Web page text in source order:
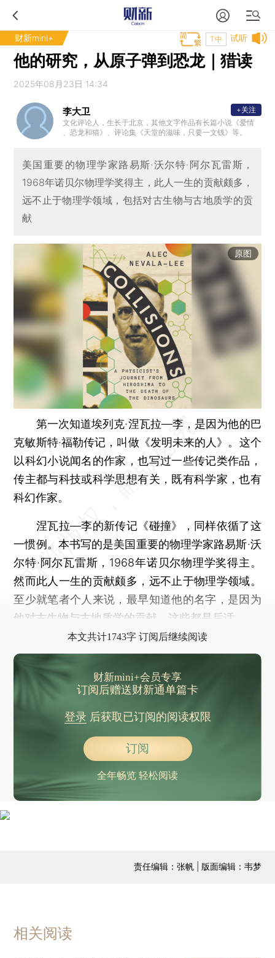
财新mini+ 试听
T中
他的研究，从原子弹到恐龙｜猎读
2025年08月23日 14:34
李大卫
文化评论人，生长于北京，其他文字作品有长篇小说《爱情
、恐龙和猫》、评论集《天堂的滋味，只要一文钱》等。
+关注
美国重要的物理学家路易斯·沃尔特·阿尔瓦雷斯，
1968年诺贝尔物理学奖得主，此人一生的贡献颇多，
远不止于物理学领域，包括对古生物与古地质学的贡
献
原图
第一次知道埃列克·涅瓦拉—李，是因为他的巴
克敏斯特·福勒传记，叫做《发明未来的人》。这个
以科幻小说闻名的作家，也写过一些传记类作品，
传主都与科技或科学思想有关，既有科学家，也有
科幻作家。
涅瓦拉—李的新传记《碰撞》，同样依循了这
一惯例。本书写的是美国重要的物理学家路易斯·沃
尔特·阿尔瓦雷斯，1968年诺贝尔物理学奖得主。
然而此人一生的贡献颇多，远不止于物理学领域。
至少就笔者个人来说，最早知道他的名字，是因为
他对古生物与古地质学的贡献。这些都是后话。
本文共计1743字 订阅后继续阅读
财新mini+会员专享
订阅后赠送财新通单篇卡
登录后获取已订阅的阅读权限
订阅
全年畅览 轻松阅读
责任编辑：张帆 | 版面编辑：韦梦
相关阅读